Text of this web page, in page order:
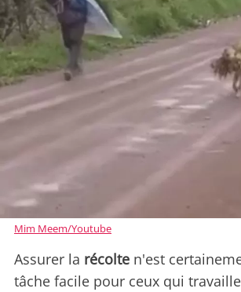
Mim Meem/Youtube
Assurer la récolte n'est
tâche facile pour ceux qui